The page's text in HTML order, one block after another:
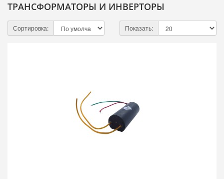
ТРАНСФОРМАТОРЫ И ИНВЕРТОРЫ
Сортировка: Показать: